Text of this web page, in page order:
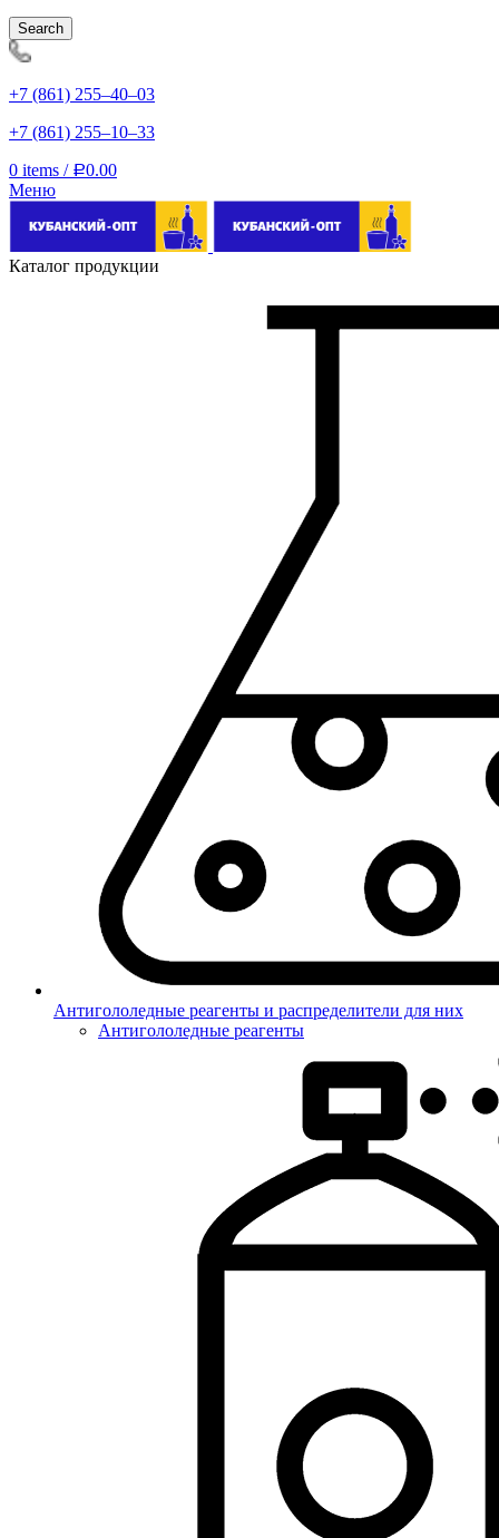
Search
+7 (861) 255‒40‒03
+7 (861) 255‒10‒33
0 items / Р0.00
Меню
Каталог продукции
Антигололедные реагенты и распределители для них
Антигололедные реагенты